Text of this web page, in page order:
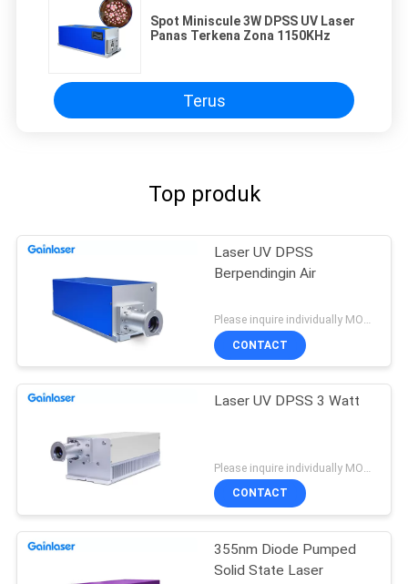
Spot Miniscule 3W DPSS UV Laser
Panas Terkena Zona 1150KHz
Terus
Top produk
Laser UV DPSS
Berpendingin Air
CONTACT
Laser UV DPSS 3 Watt
CONTACT
355nm Diode Pumped
Solid State Laser